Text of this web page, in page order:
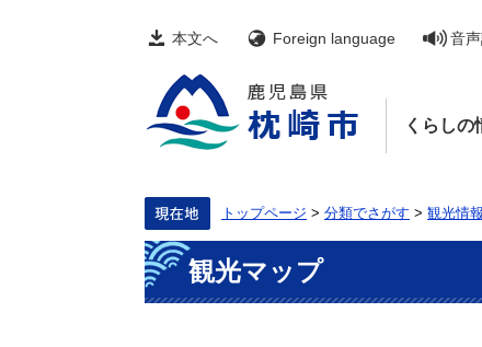
本文へ Foreign language 音
くらしの
トップページ > 分類でさがす > 観光情報
本
文
観光マップ